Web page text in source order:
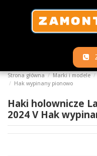
Strona główna Marki i modele
Hak wypinany pionowo
Haki holownicze
2024 V Hak